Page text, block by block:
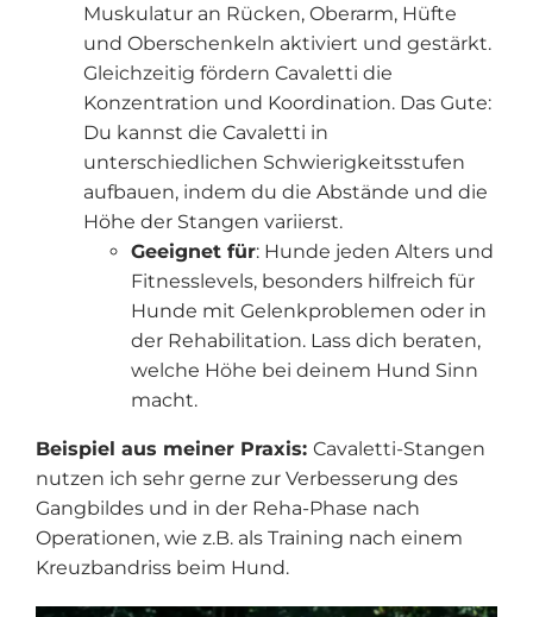
Muskulatur an Rücken, Oberarm, Hüfte
und Oberschenkeln aktiviert und gestärkt.
Gleichzeitig fördern Cavaletti die
Konzentration und Koordination. Das Gute:
Du kannst die Cavaletti in
unterschiedlichen Schwierigkeitsstufen
aufbauen, indem du die Abstände und die
Höhe der Stangen variierst.
Geeignet für: Hunde jeden Alters und
Fitnesslevels, besonders hilfreich für
Hunde mit Gelenkproblemen oder in
der Rehabilitation. Lass dich beraten,
welche Höhe bei deinem Hund Sinn
macht.
Beispiel aus meiner Praxis: Cavaletti-Stangen
nutzen ich sehr gerne zur Verbesserung des
Gangbildes und in der Reha-Phase nach
Operationen, wie z.B. als Training nach einem
Kreuzbandriss beim Hund.